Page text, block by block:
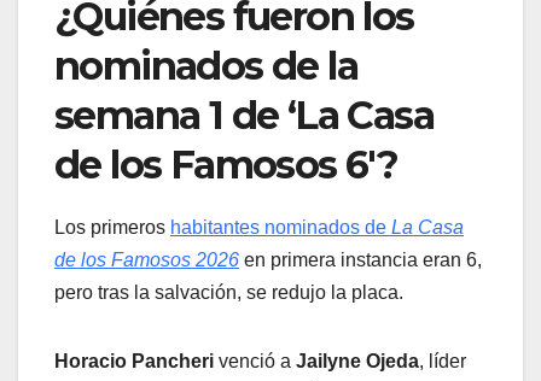
¿Quiénes fueron los
nominados de la
semana 1 de ‘La Casa
de los Famosos 6′?
Los primeros habitantes nominados de La Casa
de los Famosos 2026 en primera instancia eran 6,
pero tras la salvación, se redujo la placa.
Horacio Pancheri venció a Jailyne Ojeda, líder